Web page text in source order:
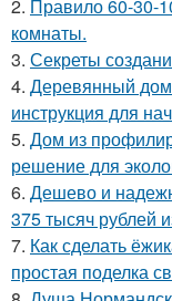
2. Правило 60-30-
комнаты.
3. Секреты
4. Деревянный дом
инструкция для
5. Дом из
решение для
6. Дешево и
375 тысяч рублей
7. Как сделать
простая поделка